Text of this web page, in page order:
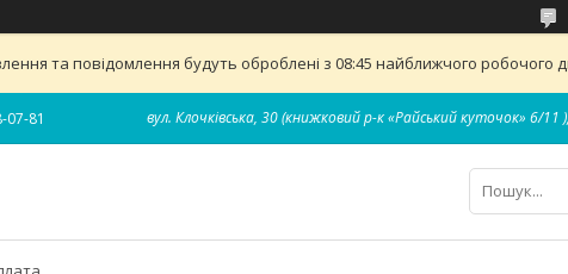
та повідомлення будуть оброблені з 08:45 найближчого робочого
07-81 вул. Клочківська, 30 (книжковий р-к «Райський куточок» 6/11